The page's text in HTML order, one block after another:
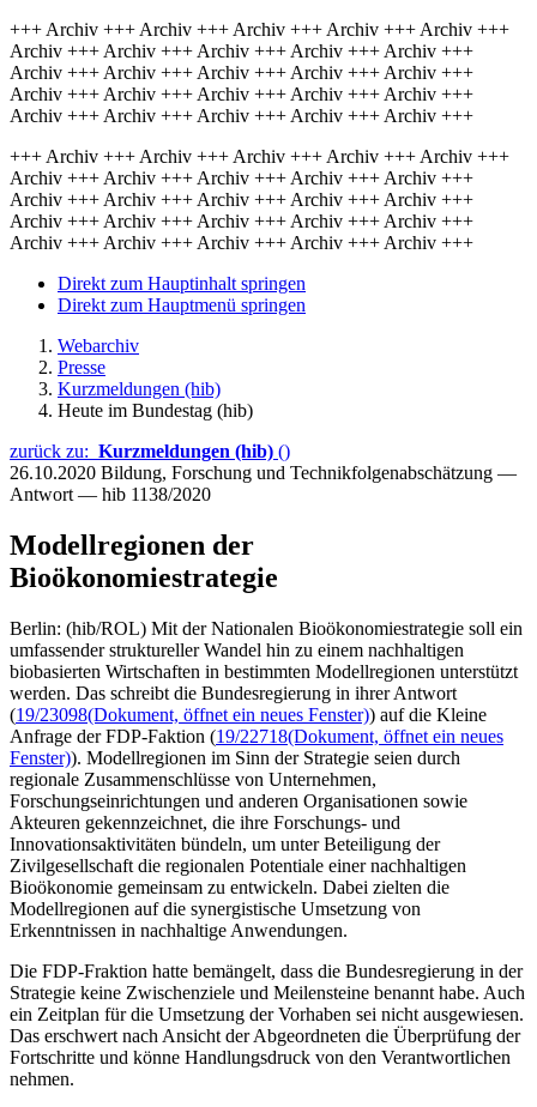
+++ Archiv +++ Archiv +++ Archiv +++ Archiv +++ Archiv +++
Archiv +++ Archiv +++ Archiv +++ Archiv +++ Archiv +++
Archiv +++ Archiv +++ Archiv +++ Archiv +++ Archiv +++
Archiv +++ Archiv +++ Archiv +++ Archiv +++ Archiv +++
Archiv +++ Archiv +++ Archiv +++ Archiv +++ Archiv +++
+++ Archiv +++ Archiv +++ Archiv +++ Archiv +++ Archiv +++
Archiv +++ Archiv +++ Archiv +++ Archiv +++ Archiv +++
Archiv +++ Archiv +++ Archiv +++ Archiv +++ Archiv +++
Archiv +++ Archiv +++ Archiv +++ Archiv +++ Archiv +++
Archiv +++ Archiv +++ Archiv +++ Archiv +++ Archiv +++
Direkt zum Hauptinhalt springen
Direkt zum Hauptmenü springen
Webarchiv
Presse
Kurzmeldungen (hib)
Heute im Bundestag (hib)
zurück zu: Kurzmeldungen (hib) ()
26.10.2020 Bildung, Forschung und Technikfolgenabschätzung —
Antwort — hib 1138/2020
Modellregionen der
Bioökonomiestrategie
Berlin: (hib/ROL) Mit der Nationalen Bioökonomiestrategie soll ein
umfassender struktureller Wandel hin zu einem nachhaltigen
biobasierten Wirtschaften in bestimmten Modellregionen unterstützt
werden. Das schreibt die Bundesregierung in ihrer Antwort
(19/23098(Dokument, öffnet ein neues Fenster)) auf die Kleine
Anfrage der FDP-Faktion (19/22718(Dokument, öffnet ein neues
Fenster)). Modellregionen im Sinn der Strategie seien durch
regionale Zusammenschlüsse von Unternehmen,
Forschungseinrichtungen und anderen Organisationen sowie
Akteuren gekennzeichnet, die ihre Forschungs- und
Innovationsaktivitäten bündeln, um unter Beteiligung der
Zivilgesellschaft die regionalen Potentiale einer nachhaltigen
Bioökonomie gemeinsam zu entwickeln. Dabei zielten die
Modellregionen auf die synergistische Umsetzung von
Erkenntnissen in nachhaltige Anwendungen.
Die FDP-Fraktion hatte bemängelt, dass die Bundesregierung in der
Strategie keine Zwischenziele und Meilensteine benannt habe. Auch
ein Zeitplan für die Umsetzung der Vorhaben sei nicht ausgewiesen.
Das erschwert nach Ansicht der Abgeordneten die Überprüfung der
Fortschritte und könne Handlungsdruck von den Verantwortlichen
nehmen.